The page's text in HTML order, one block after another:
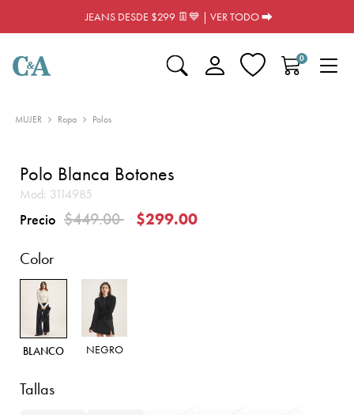
JEANS DESDE $299 👖💙 | VER TODO ⮕
0
MUJER Ropa Polos
Polo Blanca Botones
Mod: 3114985
Precio Precio reducido de
$449.00a
$299.00
Color
BLANCO NEGRO
Tallas